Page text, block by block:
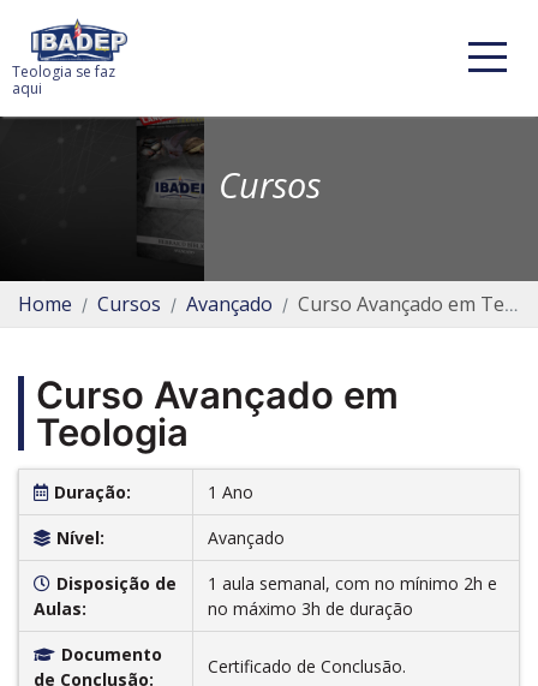
Teologia se faz
aqui
Cursos
Home Cursos Avançado Curso Avançado em Teologia
Curso Avançado em
Teologia
Duração:
1 Ano
Nível:
Avançado
Disposição de
Aulas:
1 aula semanal, com no mínimo 2h e
no máximo 3h de duração
Documento
de Conclusão:
Certificado de Conclusão.